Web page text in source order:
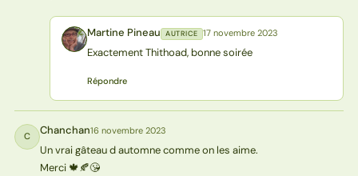
MP Martine Pineau AUTRICE 17 novembre 2023
Exactement Thithoad, bonne soirée
Répondre
C Chanchan16 novembre 2023
Un vrai gâteau d automne comme on les aime.
Merci 🍁🍂😘